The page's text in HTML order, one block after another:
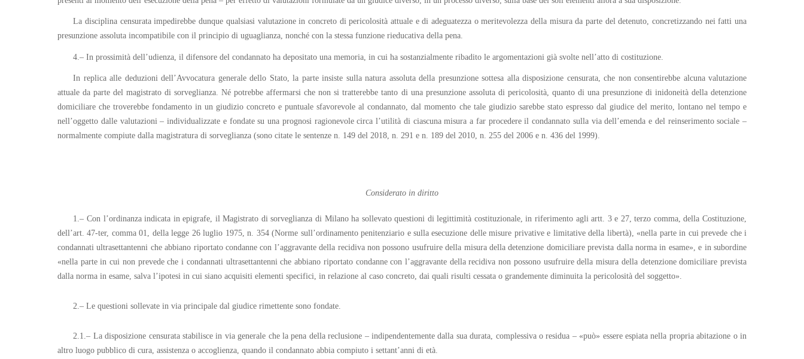
La disciplina censurata impedirebbe dunque qualsiasi valutazione in concreto di pericolosità attuale e di adeguatezza o meritevolezza della misura da parte del detenuto, concretizzando nei fatti una
presunzione assoluta incompatibile con il principio di uguaglianza, nonché con la stessa funzione rieducativa della pena.
4.– In prossimità dell’udienza, il difensore del condannato ha depositato una memoria, in cui ha sostanzialmente ribadito le argomentazioni già svolte nell’atto di costituzione.
In replica alle deduzioni dell’Avvocatura generale dello Stato, la parte insiste sulla natura assoluta della presunzione sottesa alla disposizione censurata, che non consentirebbe alcuna valutazione
attuale da parte del magistrato di sorveglianza. Né potrebbe affermarsi che non si tratterebbe tanto di una presunzione assoluta di pericolosità, quanto di una presunzione di inidoneità della detenzione
domiciliare che troverebbe fondamento in un giudizio concreto e puntuale sfavorevole al condannato, dal momento che tale giudizio sarebbe stato espresso dal giudice del merito, lontano nel tempo e
nell’oggetto dalle valutazioni – individualizzate e fondate su una prognosi ragionevole circa l’utilità di ciascuna misura a far procedere il condannato sulla via dell’emenda e del reinserimento sociale –
normalmente compiute dalla magistratura di sorveglianza (sono citate le sentenze n. 149 del 2018, n. 291 e n. 189 del 2010, n. 255 del 2006 e n. 436 del 1999).
Considerato in diritto
1.– Con l’ordinanza indicata in epigrafe, il Magistrato di sorveglianza di Milano ha sollevato questioni di legittimità costituzionale, in riferimento agli artt. 3 e 27, terzo comma, della Costituzione,
dell’art. 47-ter, comma 01, della legge 26 luglio 1975, n. 354 (Norme sull’ordinamento penitenziario e sulla esecuzione delle misure privative e limitative della libertà), «nella parte in cui prevede che i
condannati ultrasettantenni che abbiano riportato condanne con l’aggravante della recidiva non possono usufruire della misura della detenzione domiciliare prevista dalla norma in esame», e in subordine
«nella parte in cui non prevede che i condannati ultrasettantenni che abbiano riportato condanne con l’aggravante della recidiva non possono usufruire della misura della detenzione domiciliare prevista
dalla norma in esame, salva l’ipotesi in cui siano acquisiti elementi specifici, in relazione al caso concreto, dai quali risulti cessata o grandemente diminuita la pericolosità del soggetto».
2.– Le questioni sollevate in via principale dal giudice rimettente sono fondate.
2.1.– La disposizione censurata stabilisce in via generale che la pena della reclusione – indipendentemente dalla sua durata, complessiva o residua – «può» essere espiata nella propria abitazione o in
altro luogo pubblico di cura, assistenza o accoglienza, quando il condannato abbia compiuto i settant’anni di età.